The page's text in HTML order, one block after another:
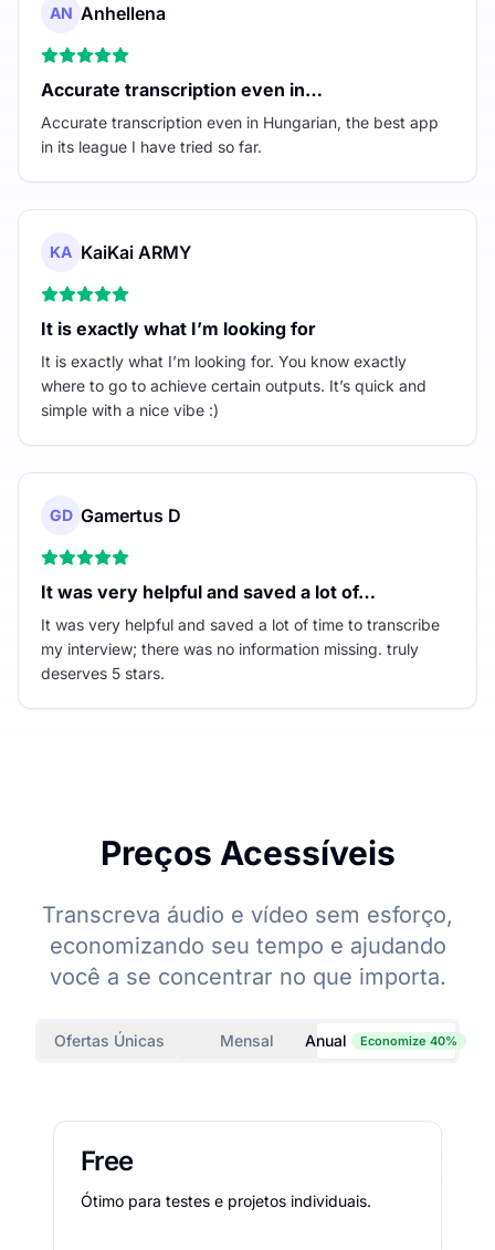
AN Anhellena
Accurate transcription even in…
Accurate transcription even in Hungarian, the best app
in its league I have tried so far.
KA KaiKai ARMY
It is exactly what I’m looking for
It is exactly what I’m looking for. You know exactly
where to go to achieve certain outputs. It’s quick and
simple with a nice vibe :)
GD Gamertus D
It was very helpful and saved a lot of…
It was very helpful and saved a lot of time to transcribe
my interview; there was no information missing. truly
deserves 5 stars.
Preços Acessíveis
Transcreva áudio e vídeo sem esforço,
economizando seu tempo e ajudando
você a se concentrar no que importa.
Ofertas Únicas Mensal Anual Economize 40%
Free
Ótimo para testes e projetos individuais.